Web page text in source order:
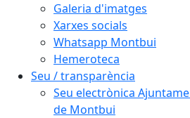
Galeria d'imatges
Xarxes socials
Whatsapp Montbui
Hemeroteca
Seu / transparència
Seu electrònica
de Montbui